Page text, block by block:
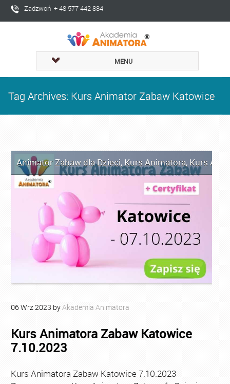
Zadzwoń + 48 577 442 884
MENU
Tag Archives: Kurs Animator Zabaw Katowice
Animator Zabaw dla Dzieci, Kurs Animatora, Kurs
06Wrz2023 byAkademia Animatora
Kurs Animatora Zabaw Katowice
7.10.2023
Kurs Animatora Zabaw Katowice 7.10.2023